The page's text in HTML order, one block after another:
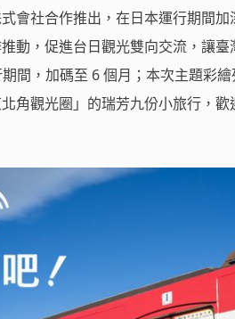
會社合作推出，在日本運行期間
動，促進台日觀光雙向交流，讓
間，加碼至 6 個月；本次主題彩
角觀光圈」的瑞芳九份小旅行，